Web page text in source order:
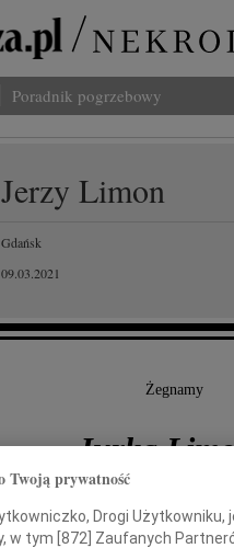
Poradnik pogrzebowy
Jerzy Limon
Gdańsk
09.03.2021
Żegnamy
Jurka
Naszego wieloletniego
towarzysza wielu wspólnych prac,
Twoją prywatność
Drogi
w tym [ 872 ] Zaufanych